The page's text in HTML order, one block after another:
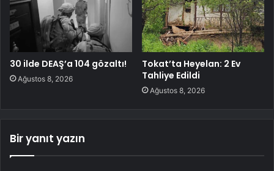
30 ilde DEAŞ’a 104 gözaltı!
Ağustos 8, 2026
Tokat’ta Heyelan: 2 Ev
Tahliye Edildi
Ağustos 8, 2026
Bir yanıt yazın